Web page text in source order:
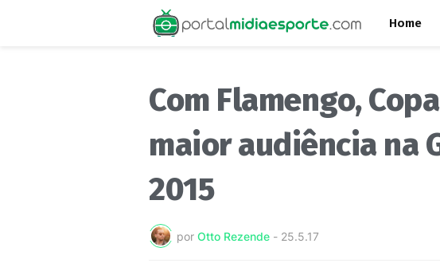
Home
Com Flamengo,
maior audiência na
2015
por Otto Rezende - 25.5.17